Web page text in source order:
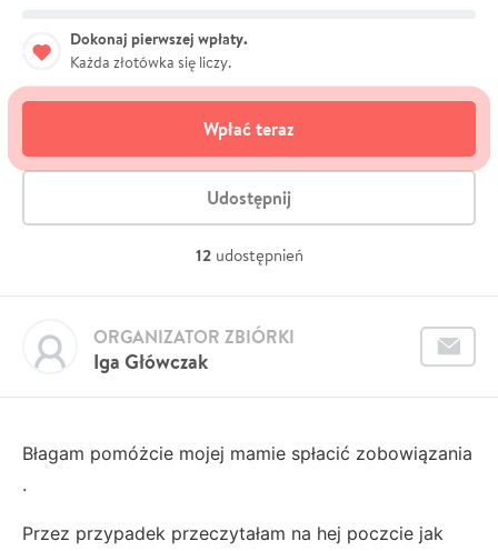
Dokonaj pierwszej wpłaty.
Każda złotówka się liczy.
Wpłać teraz
Udostępnij
12 udostępnień
Iga Główczak
ORGANIZATOR ZBIÓRKI
Błagam pomóżcie mojej mamie spłacić zobowiązania
.
Przez przypadek przeczytałam na hej poczcie jak